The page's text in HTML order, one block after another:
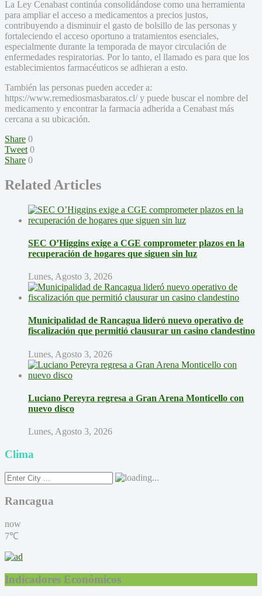
La Ley Cenabast continúa consolidándose como una herramienta
para ampliar el acceso a medicamentos a precios justos,
contribuyendo a disminuir el gasto de bolsillo de las personas y
fortaleciendo el acceso oportuno a tratamientos esenciales,
especialmente durante la temporada de mayor circulación de
enfermedades respiratorias. Por lo tanto, el llamado es para que los
establecimientos farmacéuticos se adhieran a esto.
También las personas pueden acceder a:
https://www.remediosmasbaratos.cl/ y puede buscar el nombre del
medicamento y encontrar la farmacia adherida a Cenabast más
cercana a su ubicación.
Share 0
Tweet 0
Share 0
Related Articles
SEC O’Higgins exige a CGE comprometer plazos en la
recuperación de hogares que siguen sin luz
Lunes, Agosto 3, 2026
Municipalidad de Rancagua lideró nuevo operativo de
fiscalización que permitió clausurar un casino clandestino
Lunes, Agosto 3, 2026
Luciano Pereyra regresa a Gran Arena Monticello con
nuevo disco
Lunes, Agosto 3, 2026
Clima
Rancagua
now
7℃
Indicadores Económicos